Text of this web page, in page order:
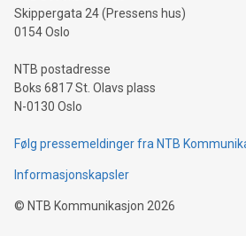
Skippergata 24 (Pressens hus)
0154 Oslo
NTB postadresse
Boks 6817 St. Olavs plass
N-0130 Oslo
Følg pressemeldinger fra NTB
Informasjonskapsler
© NTB Kommunikasjon 2026